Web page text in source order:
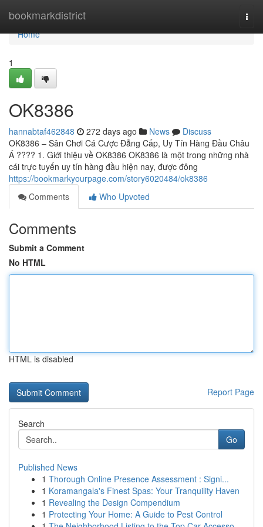
bookmarkdistrict
Home
Home
1
OK8386
hannabtaf462848 272 days ago News
Discuss
OK8386 – Sân Chơi Cá Cược Đẳng Cấp, Uy Tín Hàng Đầu Châu
Á ???? 1. Giới thiệu về OK8386 OK8386 là một trong những nhà
cái trực tuyến uy tín hàng đầu hiện nay, được đông
https://bookmarkyourpage.com/story6020484/ok8386
Comments
Who Upvoted
Comments
Submit a Comment
No HTML
HTML is disabled
Report Page
Search
Go
Published News
1 Thorough Online Presence Assessment : Signi...
1 Koramangala's Finest Spas: Your Tranquility Haven
1 Revealing the Design Compendium
1 Protecting Your Home: A Guide to Pest Control